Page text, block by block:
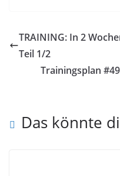
TRAINING: In 2
Teil 1/2
Trainingsplan
Das könnte